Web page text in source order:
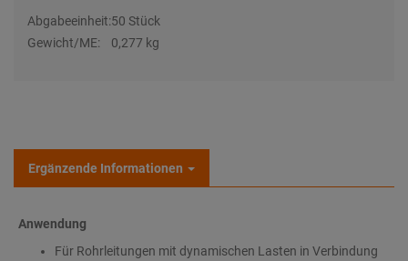
Abgabeeinheit:50 Stück
Gewicht/ME:
0,277 kg
Ergänzende Informationen
Anwendung
Für Rohrleitungen mit dynamischen Lasten in Verbindung